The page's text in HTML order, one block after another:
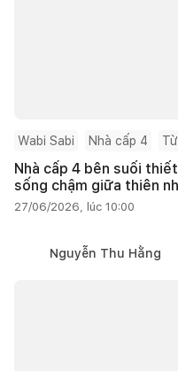
Wabi Sabi Nhà cấp 4
Nhà cấp 4 bên suối
sống chậm giữa thiên
27/06/2026, lúc 10:00
Nguyễn Thu Hằng